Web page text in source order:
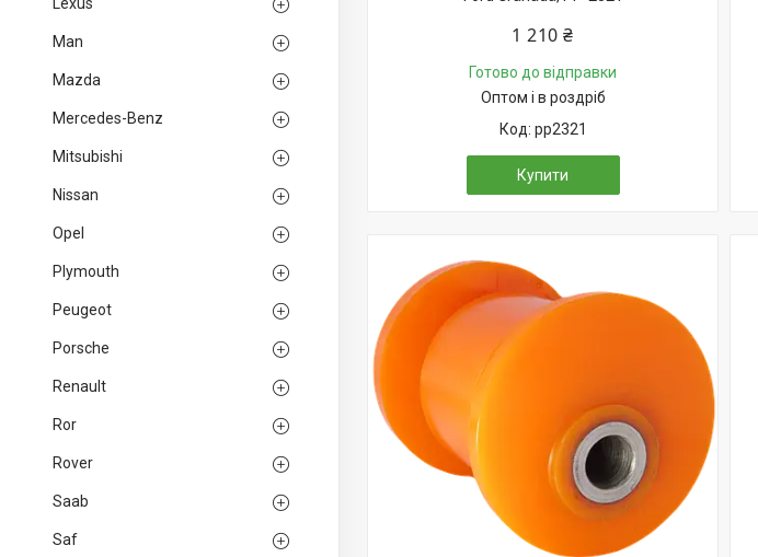
Man
Mazda
Mercedes-Benz
Mitsubishi
Nissan
Opel
Plymouth
Peugeot
Porsche
Renault
Ror
Rover
Saab
Saf
1 210 ₴
Готово до відправки
Оптом і в роздріб
pp2321
Купити